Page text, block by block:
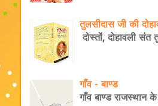
तुलसीदास जी की
दोस्तों, दोहावली
गाँव - बाण्ड
गाँव बाण्ड राजस्थान